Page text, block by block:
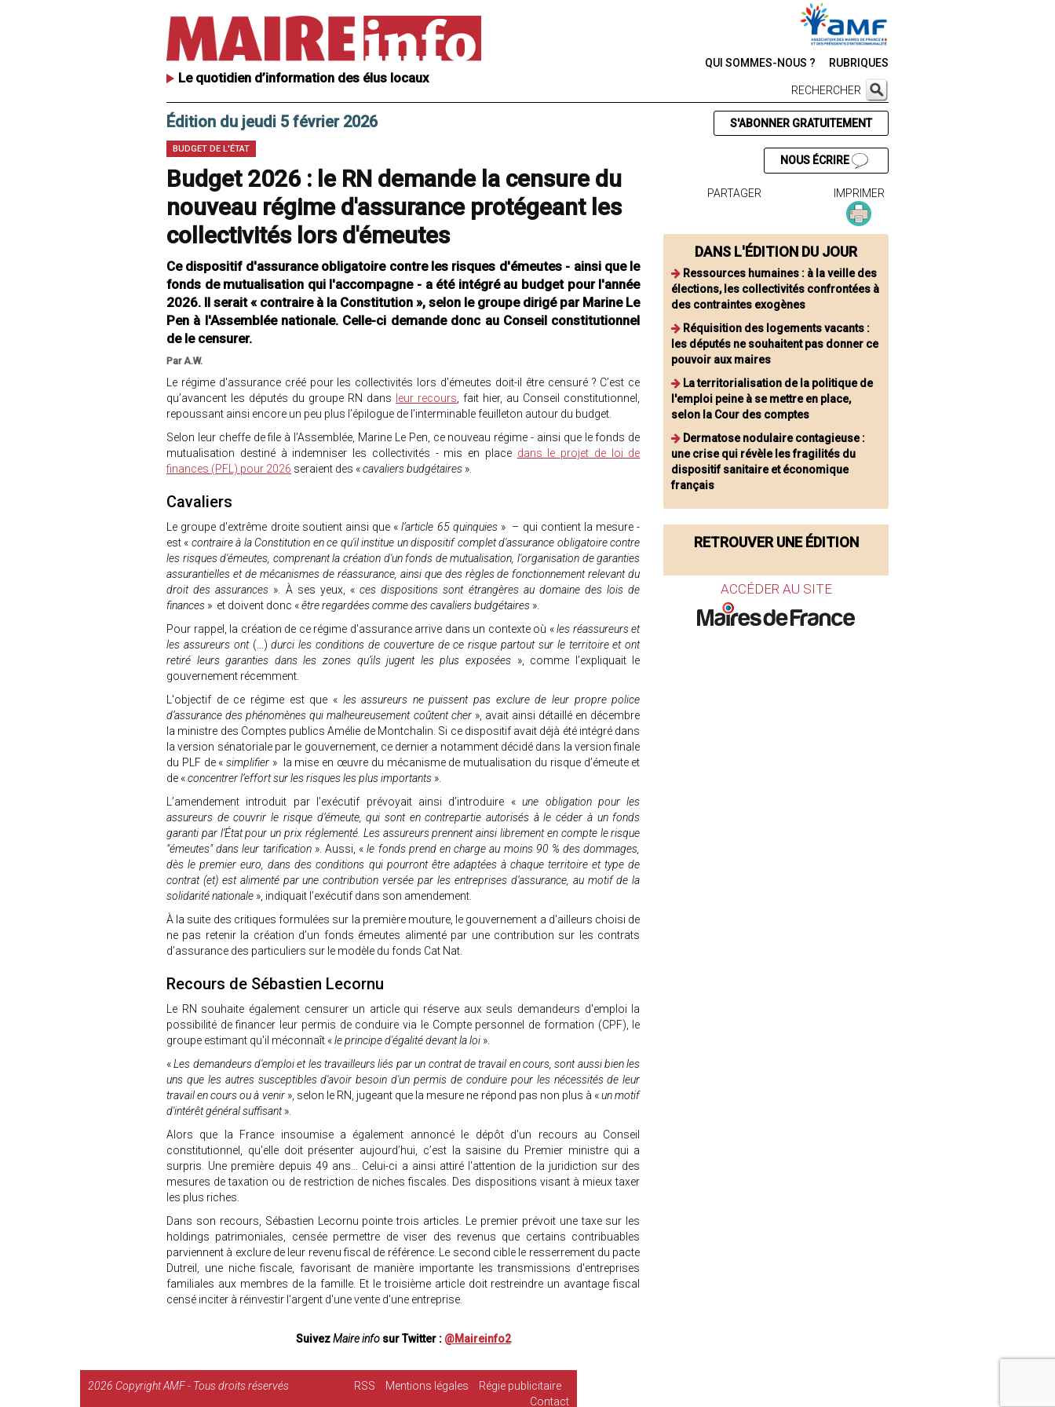
Le quotidien d’information des élus locaux
QUI SOMMES-NOUS ? RUBRIQUES
RECHERCHER
Édition du jeudi 5 février 2026
BUDGET DE L'ÉTAT
Budget 2026 : le RN demande la censure du
nouveau régime d'assurance protégeant les
collectivités lors d'émeutes
Ce dispositif d'assurance obligatoire contre les risques d'émeutes - ainsi que le
fonds de mutualisation qui l'accompagne - a été intégré au budget pour l'année
2026. Il serait « contraire à la Constitution », selon le groupe dirigé par Marine Le
Pen à l'Assemblée nationale. Celle-ci demande donc au Conseil constitutionnel
de le censurer.
Par A.W.
Le régime d'assurance créé pour les collectivités lors d’émeutes doit-il être censuré ? C’est ce
qu’avancent les députés du groupe RN dans
leur recours , fait hier, au Conseil constitutionnel,
repoussant ainsi encore un peu plus l’épilogue de l’interminable feuilleton autour du budget.
Selon leur cheffe de file à l’Assemblée, Marine Le Pen, ce nouveau régime - ainsi que le fonds de
mutualisation destiné à indemniser les collectivités - mis en place dans le projet de loi de
finances (PFL) pour 2026 seraient des «cavaliers budgétaires ».
Cavaliers
Le groupe d'extrême droite soutient ainsi que «l’article 65 quinquies » – qui contient la mesure -
est « contraire à la Constitution en ce qu'il institue un dispositif complet d'assurance obligatoire contre
les risques d'émeutes, comprenant la création d'un fonds de mutualisation, l'organisation de garanties
assurantielles et de mécanismes de réassurance, ainsi que des règles de fonctionnement relevant du
droit des assurances ». À ses yeux, «ces dispositions sont étrangères au domaine des lois de
finances » et doivent donc «être regardées comme des cavaliers budgétaires ».
Pour rappel, la création de ce régime d'assurance arrive dans un contexte où «les réassureurs et
les assureurs ont(...)durci les conditions de couverture de ce risque partout sur le territoire et ont
retiré leurs garanties dans les zones qu’ils jugent les plus exposées », comme l’expliquait le
gouvernement récemment.
L'objectif de ce régime est que «les assureurs ne puissent pas exclure de leur propre police
d’assurance des phénomènes qui malheureusement coûtent cher », avait ainsi détaillé en décembre
la ministre des Comptes publics Amélie de Montchalin. Si ce dispositif avait déjà été intégré dans
la version sénatoriale par le gouvernement, ce dernier a notamment décidé dans la version finale
du PLF de «simplifier » la mise en œuvre du mécanisme de mutualisation du risque d’émeute et
de «concentrer l’effort sur les risques les plus importants ».
L’amendement introduit par l’exécutif prévoyait ainsi d’introduire «une obligation pour les
assureurs de couvrir le risque d’émeute, qui sont en contrepartie autorisés à le céder à un fonds
garanti par l’État pour un prix réglementé. Les assureurs prennent ainsi librement en compte le risque
"émeutes" dans leur tarification». Aussi, «le fonds prend en charge au moins 90 % des dommages,
dès le premier euro, dans des conditions qui pourront être adaptées à chaque territoire et type de
contrat (et) est alimenté par une contribution versée par les entreprises d’assurance, au motif de la
solidarité nationale », indiquait l’exécutif dans son amendement.
À la suite des critiques formulées sur la première mouture, le gouvernement a d'ailleurs choisi de
ne pas retenir la création d’un fonds émeutes alimenté par une contribution sur les contrats
d’assurance des particuliers sur le modèle du fonds Cat Nat.
Recours de Sébastien Lecornu
Le RN souhaite également censurer un article qui réserve aux seuls demandeurs d'emploi la
possibilité de financer leur permis de conduire via le Compte personnel de formation (CPF), le
groupe estimant qu'il méconnaît «le principe d'égalité devant la loi ».
«Les demandeurs d'emploi et les travailleurs liés par un contrat de travail en cours, sont aussi bien les
uns que les autres susceptibles d'avoir besoin d'un permis de conduire pour les nécessités de leur
travail en cours ou à venir », selon le RN, jugeant que la mesure ne répond pas non plus à «un motif
d'intérêt général suffisant».
Alors que la France insoumise a également annoncé le dépôt d'un recours au Conseil
constitutionnel, qu'elle doit présenter aujourd’hui, c’est la saisine du Premier ministre qui a
surpris. Une première depuis 49 ans… Celui-ci a ainsi attiré l'attention de la juridiction sur des
mesures de taxation ou de restriction de niches fiscales. Des dispositions visant à mieux taxer
les plus riches.
Dans son recours, Sébastien Lecornu pointe trois articles. Le premier prévoit une taxe sur les
holdings patrimoniales, censée permettre de viser des revenus que certains contribuables
parviennent à exclure de leur revenu fiscal de référence. Le second cible le resserrement du pacte
Dutreil, une niche fiscale, favorisant de manière importante les transmissions d'entreprises
familiales aux membres de la famille. Et le troisième article doit restreindre un avantage fiscal
censé inciter à réinvestir l'argent d'une vente d'une entreprise.
SuivezMaire infosur Twitter : @Maireinfo2
S'ABONNER GRATUITEMENT
NOUS ÉCRIRE
PARTAGER IMPRIMER
DANS L'ÉDITION DU JOUR
Ressources humaines : à la veille des
élections, les collectivités confrontées à
des contraintes exogènes
Réquisition des logements vacants :
les députés ne souhaitent pas donner ce
pouvoir aux maires
La territorialisation de la politique de
l'emploi peine à se mettre en place,
selon la Cour des comptes
Dermatose nodulaire contagieuse :
une crise qui révèle les fragilités du
dispositif sanitaire et économique
français
RETROUVER UNE ÉDITION
ACCÉDER AU SITE
2026 Copyright AMF - Tous droits réservés RSS Mentions légales
Régie publicitaire
Contact